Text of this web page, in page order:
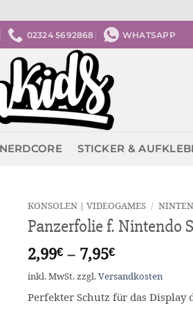
02324 5692868 WHATSAPP
NERDCORE STICKER &
KONSOLEN | VIDEOGAMES /
Panzerfolie f. Nintendo
2,99€ – 7,95€
inkl. MwSt.zzgl.Versandkosten
Perfekter Schutz für das Display